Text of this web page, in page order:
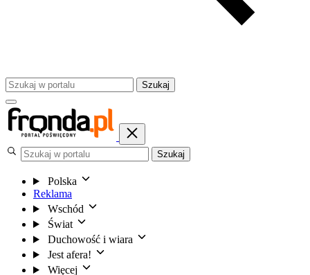
Szukaj
Szukaj
Polska
Reklama
Wschód
Świat
Duchowość i wiara
Jest afera!
Więcej